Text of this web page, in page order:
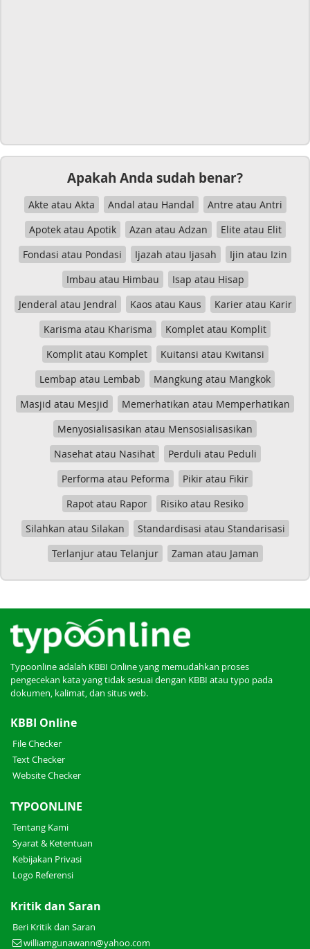
Apakah Anda sudah benar?
Akte atau Akta Andal atau Handal
Antre atau Antri
Apotek atau Apotik
Azan atau Adzan
Elite atau Elit
Fondasi atau Pondasi
Ijazah atau Ijasah
Ijin atau Izin
Imbau atau Himbau
Isap atau Hisap
Jenderal atau Jendral
Kaos atau Kaus
Karier atau Karir
Karisma atau Kharisma
Komplet atau Komplit
Komplit atau Komplet
Kuitansi atau Kwitansi
Lembap atau Lembab
Mangkung atau Mangkok
Masjid atau Mesjid
Memerhatikan atau Memperhatikan
Menyosialisasikan atau Mensosialisasikan
Nasehat atau Nasihat
Perduli atau Peduli
Performa atau Peforma
Pikir atau Fikir
Rapot atau Rapor
Risiko atau Resiko
Silahkan atau Silakan
Standardisasi atau Standarisasi
Terlanjur atau Telanjur
Zaman atau Jaman
Typoonline adalah KBBI Online yang memudahkan proses
pengecekan kata yang tidak sesuai dengan KBBI atau typo pada
dokumen, kalimat, dan situs web.
KBBI Online
File Checker
Text Checker
Website Checker
TYPOONLINE
Tentang Kami
Syarat & Ketentuan
Kebijakan Privasi
Logo Referensi
Kritik dan Saran
Beri Kritik dan Saran
williamgunawann@yahoo.com